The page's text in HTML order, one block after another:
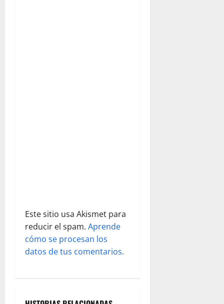
a
d
a
Este sitio usa Akismet para
reducir el spam. Aprende
cómo se procesan los
datos de tus comentarios.